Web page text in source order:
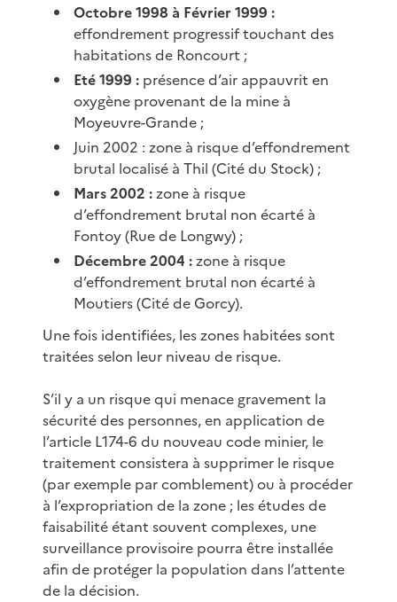
Octobre 1998 à Février 1999 :
effondrement progressif touchant des
habitations de Roncourt ;
Eté 1999 : présence d’air appauvrit en
oxygène provenant de la mine à
Moyeuvre-Grande ;
Juin 2002 : zone à risque d’effondrement
brutal localisé à Thil (Cité du Stock) ;
Mars 2002 :zone à risque
d’effondrement brutal non écarté à
Fontoy (Rue de Longwy) ;
Décembre 2004 :zone à risque
d’effondrement brutal non écarté à
Moutiers (Cité de Gorcy).
Une fois identifiées, les zones habitées sont
traitées selon leur niveau de risque.
S’il y a un risque qui menace gravement la
sécurité des personnes, en application de
l’article L174-6 du nouveau code minier, le
traitement consistera à supprimer le risque
(par exemple par comblement) ou à procéder
à l’expropriation de la zone ; les études de
faisabilité étant souvent complexes, une
surveillance provisoire pourra être installée
afin de protéger la population dans l’attente
de la décision.